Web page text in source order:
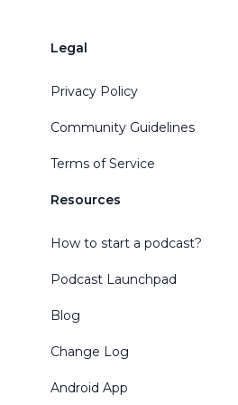
Legal
Privacy Policy
Community Guidelines
Terms of Service
Resources
How to start a podcast?
Podcast Launchpad
Blog
Change Log
Android App